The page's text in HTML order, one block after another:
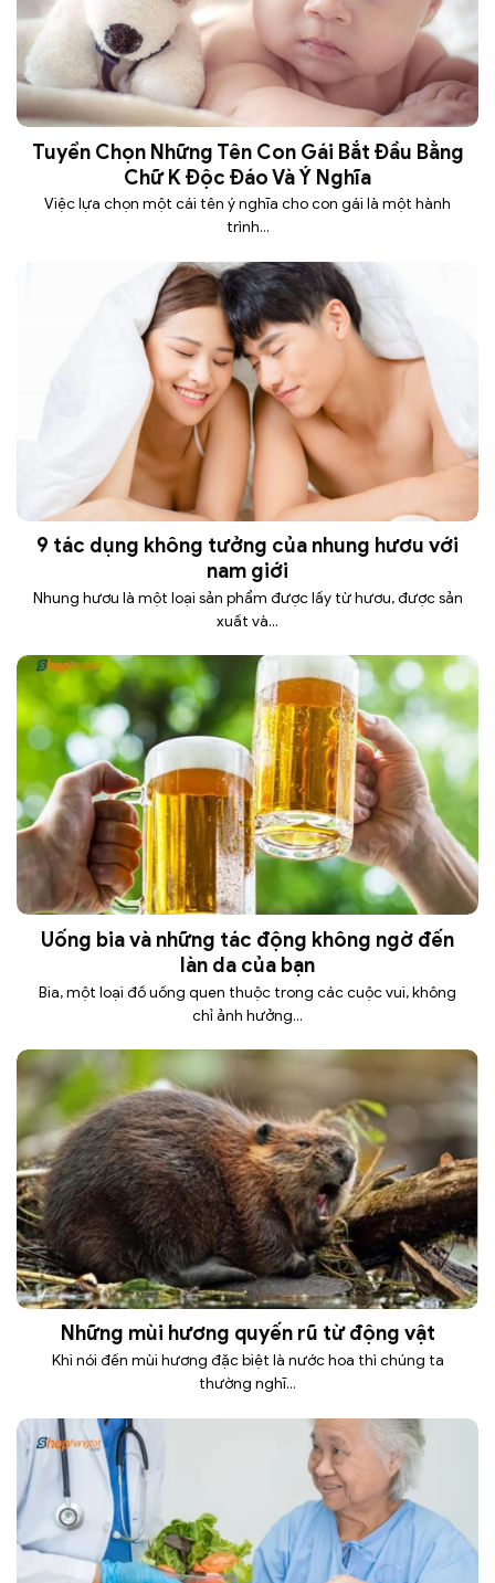
Tuyển Chọn Những Tên Con Gái Bắt Đầu Bằng
Chữ K Độc Đáo Và Ý Nghĩa
Việc lựa chọn một cái tên ý nghĩa cho con gái là một hành
trình...
9 tác dụng không tưởng của nhung hươu với
nam giới
Nhung hươu là một loại sản phẩm được lấy từ hươu, được sản
xuất và...
Uống bia và những tác động không ngờ đến
làn da của bạn
Bia, một loại đồ uống quen thuộc trong các cuộc vui, không
chỉ ảnh hưởng...
Những mùi hương quyến rũ từ động vật
Khi nói đến mùi hương đặc biệt là nước hoa thì chúng ta
thường nghĩ...